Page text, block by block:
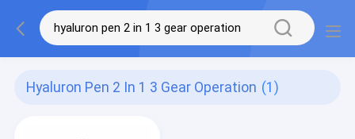
Hyaluron Pen 2 In 1 3 Gear Operation (1)